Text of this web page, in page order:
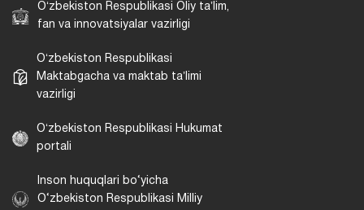
Oʻzbekiston Respublikasi Oliy taʼlim,
fan va innovatsiyalar vazirligi
Oʻzbekiston Respublikasi
Maktabgacha va maktab taʼlimi
vazirligi
Oʻzbekiston Respublikasi Hukumat
portali
Inson huquqlari bo‘yicha
O‘zbekiston Respublikasi Milliy